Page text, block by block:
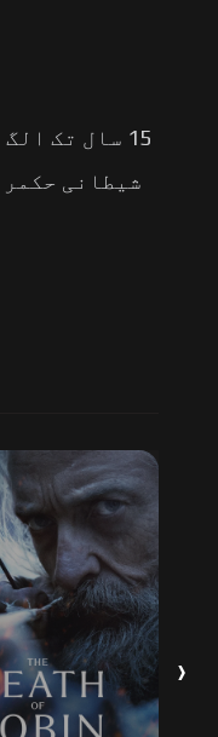
15 سال تک
شیطانی
›